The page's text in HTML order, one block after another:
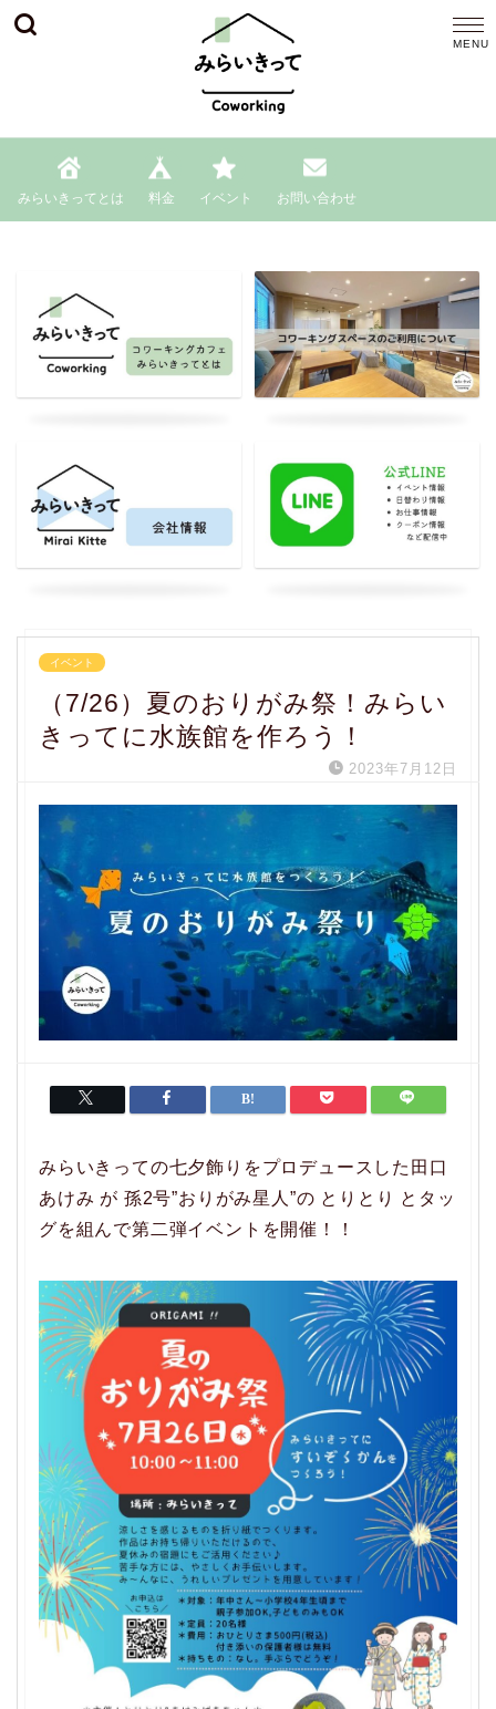
みらいきってとは 料金 イベント お問い合わせ
イベント
（7/26）夏のおりがみ祭！みらい
きってに水族館を作ろう！
2023年7月12日
みらいきっての七夕飾りをプロデュースした田口
あけみ が 孫2号”おりがみ星人”の とりとり とタッ
グを組んで第二弾イベントを開催！！